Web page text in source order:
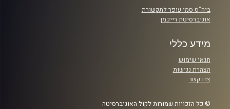
ביה"ס סמי עופר לתקשורת
אוניברסיטת רייכמן
מידע כללי
תנאי שימוש
הצהרת נגישות
צרו קשר
© כל הזכויות שמורות לקול האוניברסיטה